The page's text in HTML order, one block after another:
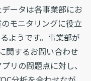
ータは各事業部にお
モニタリングに役立
ようです。事業部が
関するお問い合わせ
リの問題点に対し、